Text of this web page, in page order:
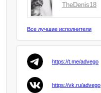
TheDenis18
avesta88
Все лучшие исполнители
https://t.me/advego
https://vk.ru/advego